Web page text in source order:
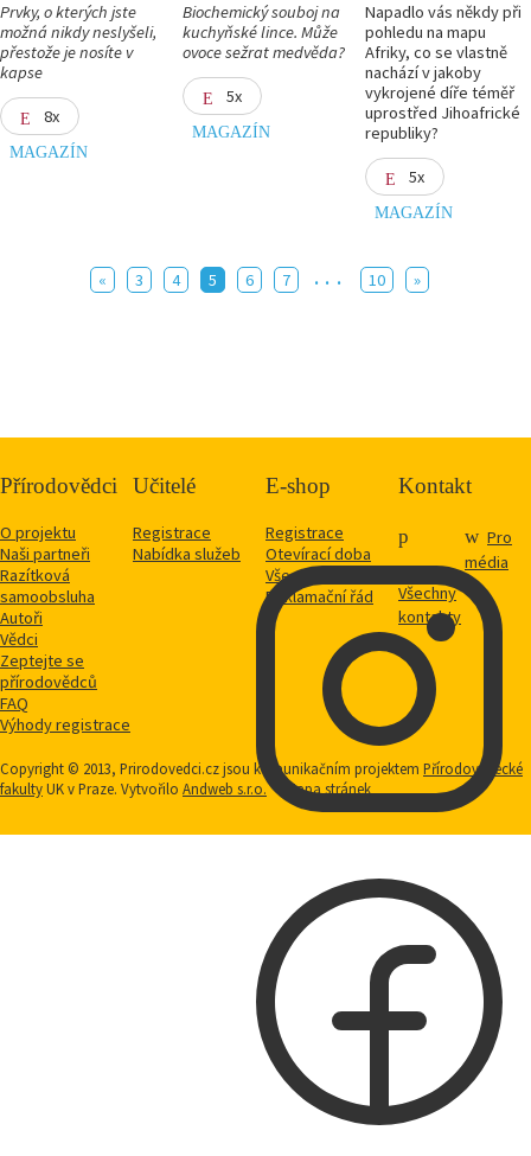
Prvky, o kterých jste
možná nikdy neslyšeli,
přestože je nosíte v
kapse
8x
MAGAZÍN
Biochemický souboj na
kuchyňské lince. Může
ovoce sežrat medvěda?
5x
MAGAZÍN
Napadlo vás někdy při
pohledu na mapu
Afriky, co se vlastně
nachází v jakoby
vykrojené díře téměř
uprostřed Jihoafrické
republiky?
5x
MAGAZÍN
« 3 4 5 6 7 ... 10 »
Přírodovědci
O projektu
Naši partneři
Razítková
samoobsluha
Autoři
Vědci
Zeptejte se
přírodovědců
FAQ
Výhody registrace
Učitelé
Registrace
Nabídka služeb
E-shop
Registrace
Otevírací doba
Vše o nákupu
Reklamační řád
Kontakt
Všechny
kontakty
Pro
média
Copyright © 2013, Prirodovedci.cz jsou komunikačním projektem Přírodovědecké
fakultyUK v Praze. Vytvořilo Andweb s.r.o. Mapa stránek